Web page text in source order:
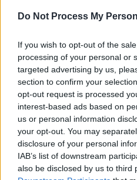
Do Not Process My
If you wish to opt-out of the
processing of your personal or
targeted advertising by us,
section to confirm your
opt-out request is processed
interest-based ads based on
us or personal information
your opt-out. You may
disclosure of your personal
IAB’s list of downstream
also be disclosed by us to third
Achat Automobile
Autonomie
devez vraiment
d’acheter
5